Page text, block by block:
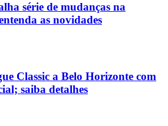
série de mudanças na
as novidades
Classic a Belo Horizonte com
saiba detalhes